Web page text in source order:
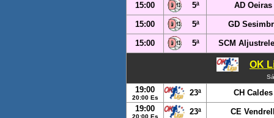
15:00 5ª AD Oeiras
15:00 5ª GD
15:00 5ª SCM
OK
19:00
20:00 Es
23ª
CH Caldes
19:00
20:00 Es
23ª
CE